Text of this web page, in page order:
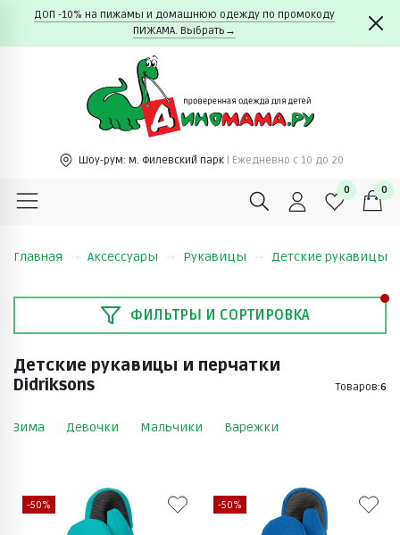
ДОП -10% на пижамы и домашнюю одежду по промокоду
ПИЖАМА. Выбрать→
Шоу-рум: м. Филевский парк | Ежедневно c 10 до 20
0 0
Главная Аксессуары Рукавицы Детские рукавицы
ФИЛЬТРЫ И СОРТИРОВКА
Детские рукавицы и перчатки
Didriksons
Товаров:6
Зима Девочки Мальчики Варежки
-50% -50%